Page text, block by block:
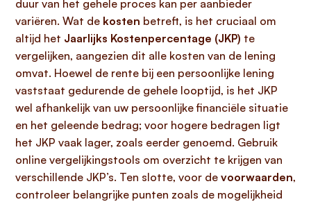
duur van het gehele proces kan per aanbieder
variëren. Wat de kosten betreft, is het cruciaal om
altijd het Jaarlijks Kostenpercentage (JKP) te
vergelijken, aangezien dit alle kosten van de lening
omvat. Hoewel de rente bij een persoonlijke lening
vaststaat gedurende de gehele looptijd, is het JKP
wel afhankelijk van uw persoonlijke financiële situatie
en het geleende bedrag; voor hogere bedragen ligt
het JKP vaak lager, zoals eerder genoemd. Gebruik
online vergelijkingstools om overzicht te krijgen van
verschillende JKP’s. Ten slotte, voor de voorwaarden,
controleer belangrijke punten zoals de mogelijkheid